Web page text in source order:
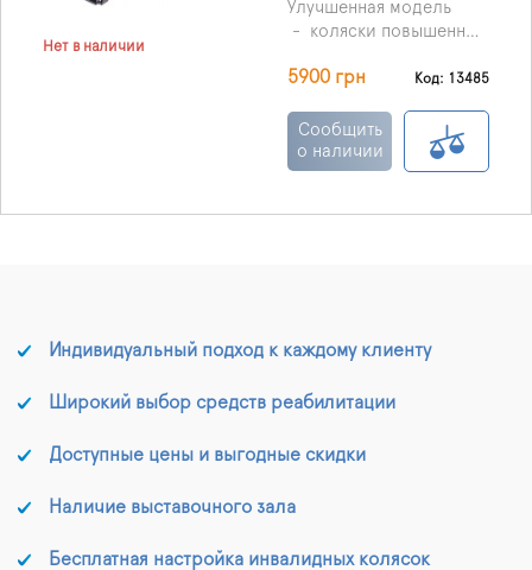
Нет в наличии
Улучшенная модель
- коляски повышенной
функциональности.
- Минимальный срок
- Стоимость проката 40
грн. в сутки.
- Залоговая стоимость
- Обязательно
5900 грн Код: 13485
Сообщить
о наличии
Индивидуальный подход к каждому клиенту
Широкий выбор средств реабилитации
Доступные цены и выгодные скидки
Наличие выставочного зала
Бесплатная настройка инвалидных колясок